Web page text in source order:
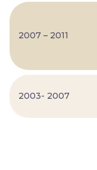
2007 – 2011
2003- 2007